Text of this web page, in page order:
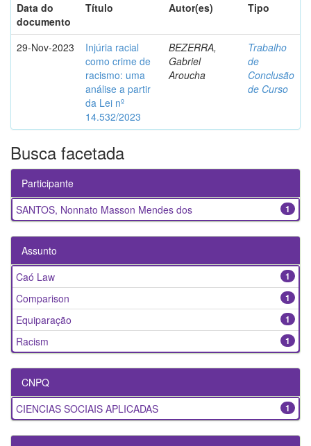
Data do
documento
Título Autor(es) Tipo
29-Nov-2023
Injúria racial
como crime de
racismo: uma
análise a partir
da Lei nº
14.532/2023
BEZERRA,
Gabriel
Aroucha
Trabalho
de
Conclusão
de Curso
Busca facetada
Participante
1
SANTOS, Nonnato Masson Mendes dos
Assunto
1
Caó Law
1
Comparison
1
Equiparação
1
Racism
CNPQ
1
CIENCIAS SOCIAIS APLICADAS